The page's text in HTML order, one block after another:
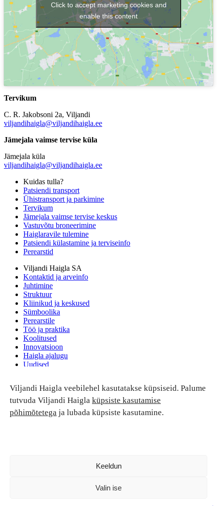
Viljandi Haigla veebilehel kasutatakse küpsiseid. Palume
tutvuda Viljandi Haigla küpsiste kasutamise
põhimõtetega ja lubada küpsiste kasutamine.
Keeldun
Valin ise
Click to accept marketing cookies and
enable this content
Tervikum
C. R. Jakobsoni 2a, Viljandi
viljandihaigla@viljandihaigla.ee
Jämejala vaimse tervise küla
Jämejala küla
viljandihaigla@viljandihaigla.ee
Kuidas tulla?
Patsiendi transport
Ühistransport ja parkimine
Tervikum
Jämejala vaimse tervise keskus
Vastuvõtu broneerimine
Haiglaravile tulemine
Patsiendi külastamine ja terviseinfo
Perearstid
Viljandi Haigla SA
Kontaktid ja arveinfo
Juhtimine
Struktuur
Kliinikud ja keskused
Sümboolika
Perearstile
Töö ja praktika
Koolitused
Innovatsioon
Haigla ajalugu
Uudised
Patsiendi turvalisus ja õigused
Patsiendi õigused ja kohustused
Patsiendiohutus
Patsientide nõukoda